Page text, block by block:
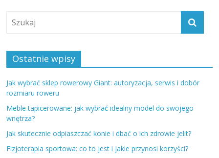
Ostatnie wpisy
Jak wybrać sklep rowerowy Giant: autoryzacja, serwis i dobór
rozmiaru roweru
Meble tapicerowane: jak wybrać idealny model do swojego
wnętrza?
Jak skutecznie odpiaszczać konie i dbać o ich zdrowie jelit?
Fizjoterapia sportowa: co to jest i jakie przynosi korzyści?